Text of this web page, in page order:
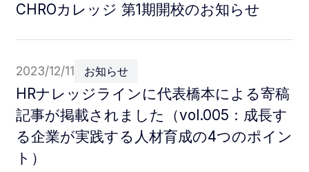
CHROカレッジ 第1期開校のお知らせ
2023/12/11 お知らせ
HRナレッジラインに代表橋本による寄稿
記事が掲載されました（vol.005：成長す
る企業が実践する人材育成の4つのポイン
ト）